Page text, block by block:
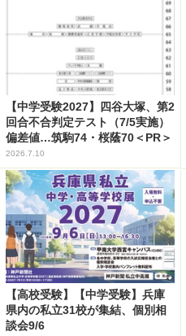
【中学受験2027】四谷大塚、第2
回合不合判定テスト（7/5実施）
偏差値…筑駒74・桜蔭70＜PR＞
2026.7.10
【高校受験】【中学受験】兵庫
県内の私立31校が集結、個別相
談会9/6